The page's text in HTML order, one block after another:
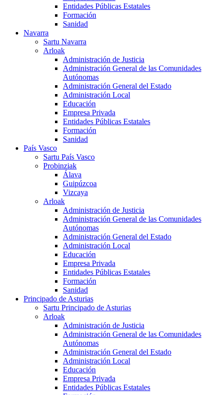
Entidades Públicas Estatales
Formación
Sanidad
Navarra
Sartu Navarra
Arloak
Administración de Justicia
Administración General de las Comunidades
Autónomas
Administración General del Estado
Administración Local
Educación
Empresa Privada
Entidades Públicas Estatales
Formación
Sanidad
País Vasco
Sartu País Vasco
Probinziak
Álava
Guipúzcoa
Vizcaya
Arloak
Administración de Justicia
Administración General de las Comunidades
Autónomas
Administración General del Estado
Administración Local
Educación
Empresa Privada
Entidades Públicas Estatales
Formación
Sanidad
Principado de Asturias
Sartu Principado de Asturias
Arloak
Administración de Justicia
Administración General de las Comunidades
Autónomas
Administración General del Estado
Administración Local
Educación
Empresa Privada
Entidades Públicas Estatales